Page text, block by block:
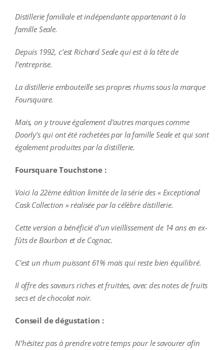
Distillerie familiale et indépendante appartenant à la
famille Seale.
Depuis 1992, c’est Richard Seale qui est à la tête de
l’entreprise.
La distillerie embouteille ses propres rhums sous la marque
Foursquare.
Mais, on y trouve également d’autres marques comme
Doorly’s qui ont été rachetées par la famille Seale et qui sont
également produites par la distillerie.
Foursquare Touchstone :
Voici la 22ème édition limitée de la série des « Exceptional
Cask Collection » réalisée par la célèbre distillerie.
Cette version a bénéficié d’un vieillissement de 14 ans en ex-
fûts de Bourbon et de Cognac.
C’est un rhum puissant 61% mais qui reste bien équilibré.
Il offre des saveurs riches et fruitées, avec des notes de fruits
secs et de chocolat noir.
Conseil de dégustation :
N’hésitez pas à prendre votre temps pour le savourer afin